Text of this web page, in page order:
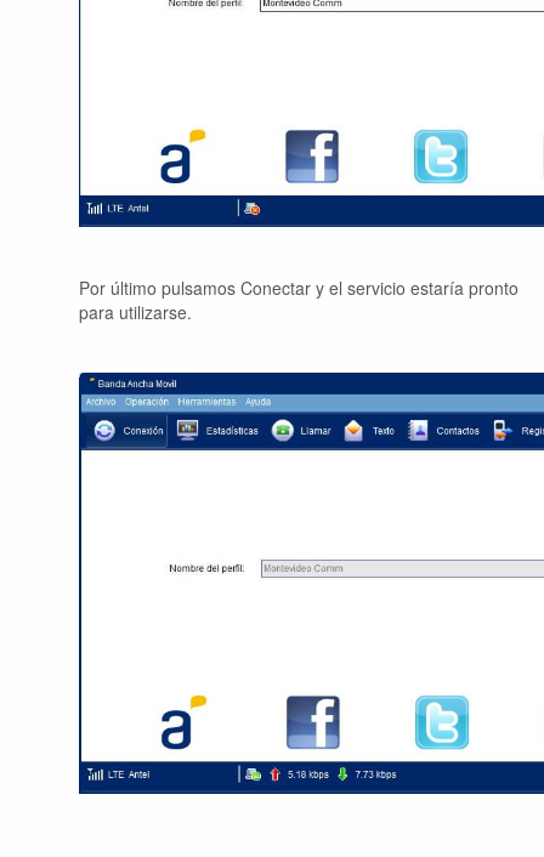
Por último pulsamos Conectar y el servicio estaría pronto
para utilizarse.